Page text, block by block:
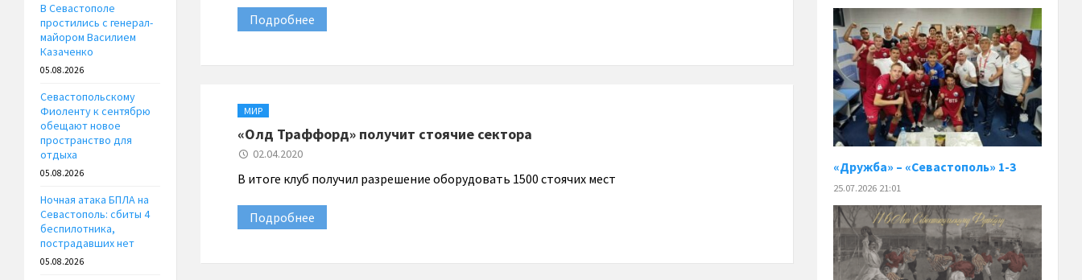
Подробнее
МИР
«Олд Траффорд» получит стоячие сектора
02.04.2020
В итоге клуб получил разрешение оборудовать 1500 стоячих мест
Подробнее
В Севастополе
простились с генерал-
майором Василием
Казаченко
05.08.2026
Севастопольскому
Фиоленту к сентябрю
обещают новое
пространство для
отдыха
05.08.2026
Ночная атака БПЛА на
Севастополь: сбиты 4
беспилотника,
пострадавших нет
05.08.2026
«Дружба» – «Севастополь» 1-3
25.07.2026 21:01